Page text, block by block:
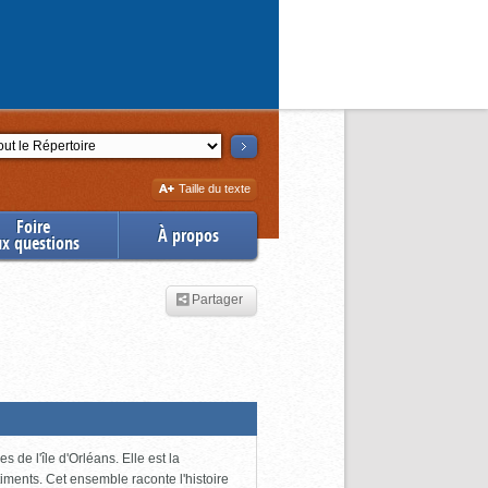
Augmenter
la
Taille du texte
Foire
questions À propos
Partager
de l'île d'Orléans. Elle est la
Cet ensemble raconte l'histoire